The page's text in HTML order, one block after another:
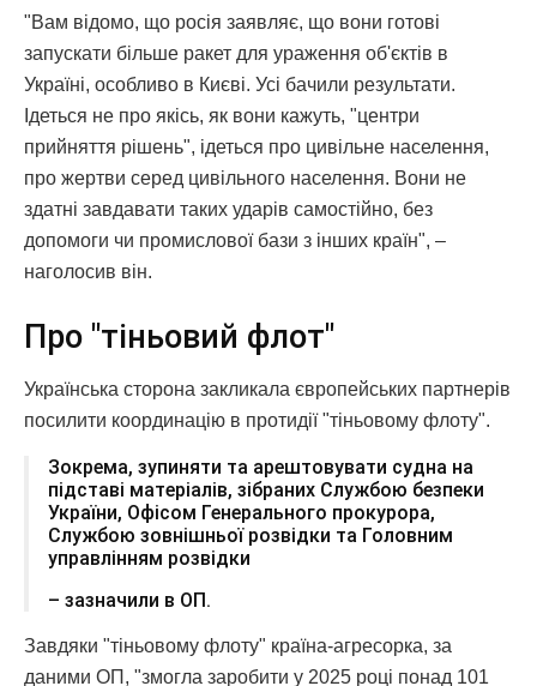
"Вам відомо, що росія заявляє, що вони готові
запускати більше ракет для ураження об'єктів в
Україні, особливо в Києві. Усі бачили результати.
Ідеться не про якісь, як вони кажуть, "центри
прийняття рішень", ідеться про цивільне населення,
про жертви серед цивільного населення. Вони не
здатні завдавати таких ударів самостійно, без
допомоги чи промислової бази з інших країн", –
наголосив він.
Про "тіньовий флот"
Українська сторона закликала європейських партнерів
посилити координацію в протидії "тіньовому флоту".
Зокрема, зупиняти та арештовувати судна на
підставі матеріалів, зібраних Службою безпеки
України, Офісом Генерального прокурора,
Службою зовнішньої розвідки та Головним
управлінням розвідки
– зазначили в ОП.
Завдяки "тіньовому флоту" країна-агресорка, за
даними ОП, "змогла заробити у 2025 році понад 101